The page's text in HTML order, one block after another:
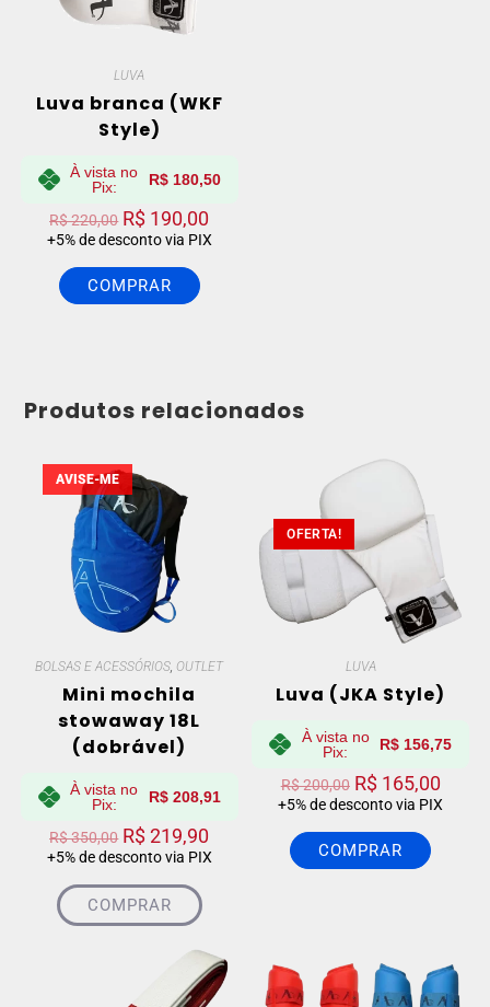
LUVA
Luva branca (WKF
Style)
À vista no
Pix:
R$180,50
R$220,00 R$ 190,00
+5% de desconto via PIX
COMPRAR
Produtos relacionados
AVISE-ME
BOLSAS E ACESSÓRIOS OUTLET
Mini mochila
stowaway 18L
(dobrável)
À vista no
Pix:
R$208,91
R$350,00 R$219,90
+5% de desconto via PIX
COMPRAR
OFERTA!
LUVA
Luva (JKA Style)
À vista no
Pix:
R$ 156,75
R$200,00 R$165,00
+5% de desconto via PIX
COMPRAR